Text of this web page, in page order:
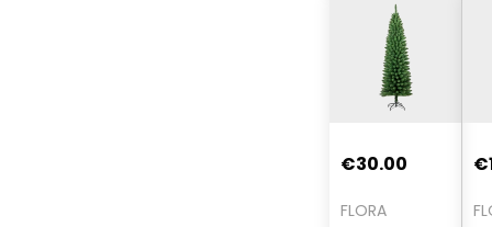
€30.00
FLORA